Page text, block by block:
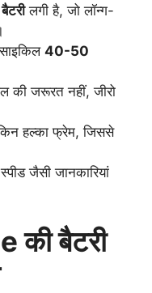
लगी है, जो लॉन्ग-
40-50
की जरूरत नहीं, जीरो
हल्का फ्रेम, जिससे
जैसी जानकारियां
बैटरी